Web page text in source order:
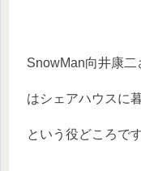
SnowMan向井康
はシェアハウスに
という役どころです